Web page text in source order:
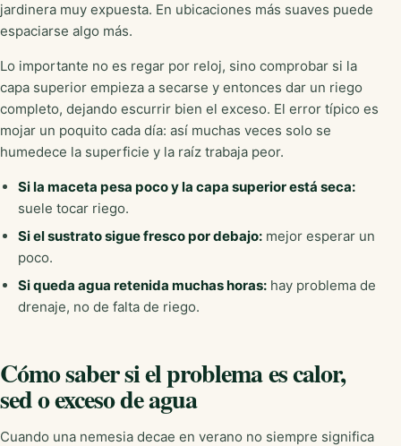
jardinera muy expuesta. En ubicaciones más suaves puede
espaciarse algo más.
Lo importante no es regar por reloj, sino comprobar si la
capa superior empieza a secarse y entonces dar un riego
completo, dejando escurrir bien el exceso. El error típico es
mojar un poquito cada día: así muchas veces solo se
humedece la superficie y la raíz trabaja peor.
Si la maceta pesa poco y la capa superior está seca:
suele tocar riego.
Si el sustrato sigue fresco por debajo:mejor esperar un
poco.
Si queda agua retenida muchas horas:hay problema de
drenaje, no de falta de riego.
Cómo saber si el problema es calor,
sed o exceso de agua
Cuando una nemesia decae en verano no siempre significa